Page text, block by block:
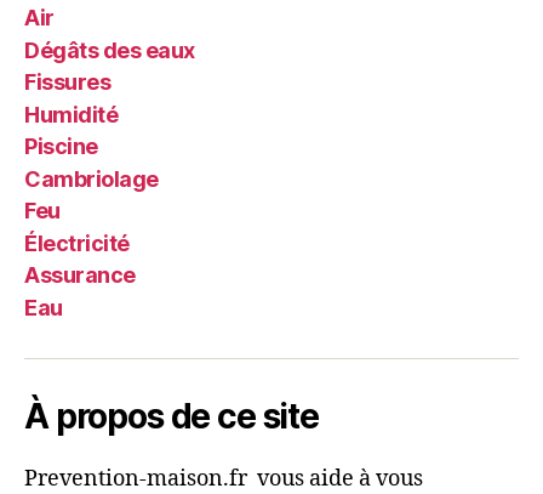
Air
Dégâts des eaux
Fissures
Humidité
Piscine
Cambriolage
Feu
Électricité
Assurance
Eau
À propos de ce site
Prevention-maison.fr vous aide à vous